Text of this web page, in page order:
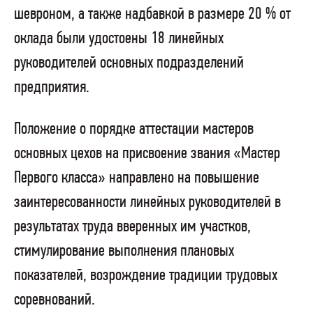
шевроном, а также надбавкой в размере 20 % от
оклада были удостоены 18 линейных
руководителей основных подразделений
предприятия.
Положение о порядке аттестации мастеров
основных цехов на присвоение звания «Мастер
Первого класса» направлено на повышение
заинтересованности линейных руководителей в
результатах труда вверенных им участков,
стимулирование выполнения плановых
показателей, возрождение традиции трудовых
соревнований.